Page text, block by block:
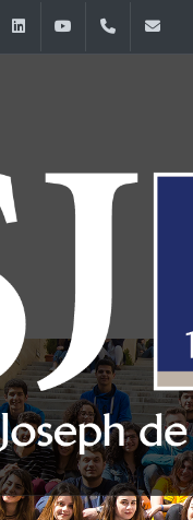
InstagramLinkedInYouTube+961